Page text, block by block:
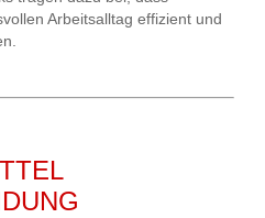
Arbeitsalltag effizient und